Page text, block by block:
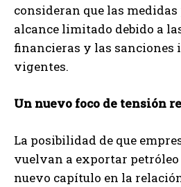
consideran que las
alcance limitado debido a
financieras y las sanciones
vigentes.
Un nuevo foco de tensión
La posibilidad de que
vuelvan a exportar petróleo
nuevo capítulo en la